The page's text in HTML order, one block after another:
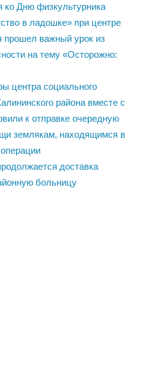
ко Дню физкультурника
в ладошке» при центре
прошел важный урок из
на тему «Осторожно:
центра социального
района вместе с
к отправке очередную
землякам, находящимся в
доставка
больницу